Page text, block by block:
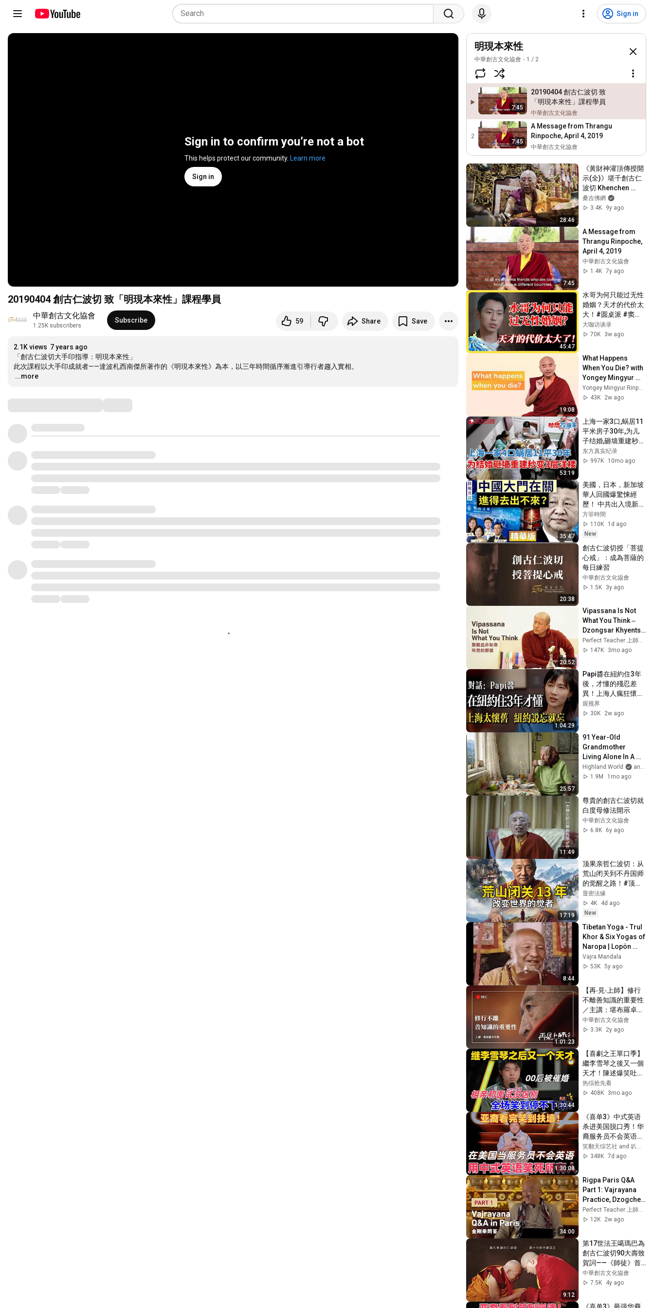
Sign in
Sign in to confirm you’re not a bot
This helps protect our community. Learn more
Sign in
20190404 創古仁波切 致「明現本來性」課程學員
中華創古文化協會
1.25K subscribers
Subscribe 59 Share Save
2.1K views 7 years ago
「創古仁波切大手印指導：明現本來性」
…
...more
明現本來性
中華創古文化協會 1 / 2
7:45
20190404 創古仁波切 致
「明現本來性」課程學員
中華創古文化協會
2
7:45
A Message from Thrangu
Rinpoche, April 4, 2019
中華創古文化協會
28:46
《黃財神灌頂傳授開
示(全)》堪千創古仁
波切 Khenchen
Thrangu Rinpoche
HD
桑吉佛網
3.4K
9y ago
7:45
A Message from
Thrangu Rinpoche,
April 4, 2019
中華創古文化協會
1.4K 7y ago
45:47
水哥为何只能过无性
婚姻？天才的代价太
大！#圆桌派 #窦文
涛 #马未都 #梁文道
#马家辉 #圆桌派第
大咖访谈录
70K
3w ago
19:08
What Happens
When You Die? with
Yongey Mingyur
Rinpoche
43K
2w ago
53:19
上海一家3口,蜗居11
平米房子30年,为儿
子结婚,砸墙重建秒变
三层小洋楼,看呆了！
#梦想改造家 第六季
东方真实纪录
997K
10mo ago
35:47
美國，日本，新加坡
華人回國爆驚悚經
歷！ 中共出入境新規
已經開始實行？【圍
爐夜話精華版】唐靖
遠 Jason 薇羽 方菲
方菲時間
110K
1d ago
New
20:38
創古仁波切授「菩提
心戒」：成為菩薩的
每日練習
中華創古文化協會
1.5K
3y ago
20:52
Vipassana Is Not
What You Think ‒
Dzongsar Khyentse
Rinpoche
Perfect Teacher 上師言教
147K
3mo ago
1:04:29
Papi醬在紐約住3年
後，才懂的殘忍差
異！上海人瘋狂懷
舊，紐約人說
忘！！！#马家辉 #
丹青 #魯豫 #上海 #
香港  #经济 #文学 #
窦文涛
观视界
30K
2w ago
25:57
91 Year-Old
Grandmother
Living Alone In A
Mountain Village
Forgotten By The
Highland World
and 2 more
1.9M
1mo ago
11:49
尊貴的創古仁波切就
白度母修法開示
中華創古文化協會
6.8K
6y ago
17:19
顶果亲哲仁波切：从
荒山闭关到不丹国师
的觉醒之路！#顶果
亲哲
显密法缘
4K
4d ago
New
8:44
Tibetan Yoga - Trul
Khor & Six Yogas of
Naropa | Lopön
Sonam Sangpo,
Dudjom Rimpoche
Vajra Mandala
53K 5y ago
1:01:23
【再‧見‧上師】修行
不離善知識的重要性
／主講：堪布羅卓丹
傑
中華創古文化協會
3.3K
2y ago
1:30:44
【喜劇之王單口季】
繼李雪琴之後又一個
天才！陳述爆笑吐槽
00後被催婚，相親和
麵試沒區別，全場笑
#搞笑
#standupcomedy #
脱口秀
热综抢先看
408K
3mo ago
1:30:08
《喜单3》中式英语
杀进美国脱口秀！华
裔服务员不会英语，
靠口音把全场笑疯
了！#喜剧之王单口
笑翻天综艺社 and 叭叭一下
348K 7d ago
34:00
Rigpa Paris Q&A
Part 1: Vajrayana
Practice, Dzogchen
and Samaya ‒
Dzongsar Khyentse
12K
2w ago
9:12
第17世法王噶瑪巴為
創古仁波切90大壽致
賀詞——《師徒》首
播
中華創古文化協會
7.5K
4y ago
《喜单3》最强华裔